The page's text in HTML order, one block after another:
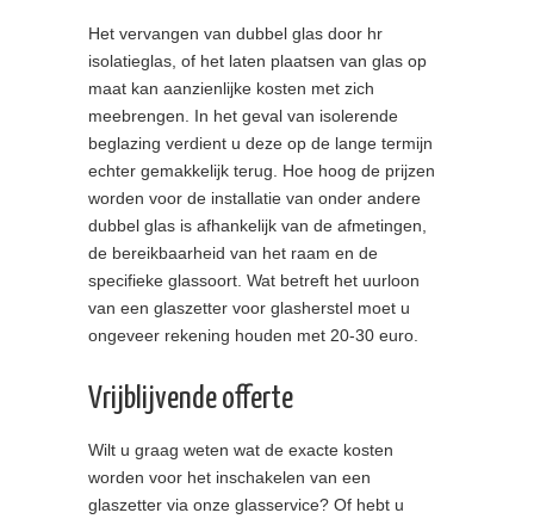
Het vervangen van dubbel glas door hr
isolatieglas, of het laten plaatsen van glas op
maat kan aanzienlijke kosten met zich
meebrengen. In het geval van isolerende
beglazing verdient u deze op de lange termijn
echter gemakkelijk terug. Hoe hoog de prijzen
worden voor de installatie van onder andere
dubbel glas is afhankelijk van de afmetingen,
de bereikbaarheid van het raam en de
specifieke glassoort. Wat betreft het uurloon
van een glaszetter voor glasherstel moet u
ongeveer rekening houden met 20-30 euro.
Vrijblijvende offerte
Wilt u graag weten wat de exacte kosten
worden voor het inschakelen van een
glaszetter via onze glasservice? Of hebt u